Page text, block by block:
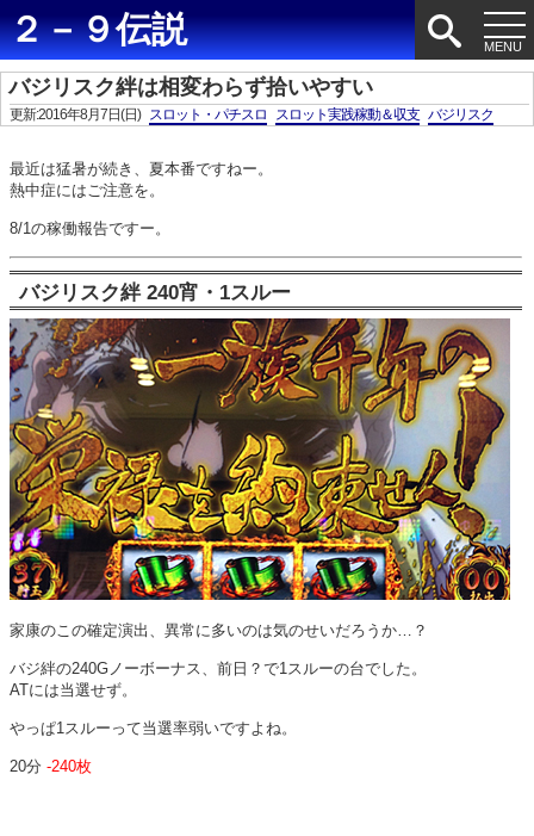
２－９伝説
バジリスク絆は相変わらず拾いやすい
更新:2016年8月7日(日) スロット・パチスロ スロット実践稼動＆収支 バジリスク
最近は猛暑が続き、夏本番ですねー。
熱中症にはご注意を。
8/1の稼働報告ですー。
バジリスク絆 240宵・1スルー
家康のこの確定演出、異常に多いのは気のせいだろうか…？
バジ絆の240Gノーボーナス、前日？で1スルーの台でした。
ATには当選せず。
やっぱ1スルーって当選率弱いですよね。
20分 -240枚